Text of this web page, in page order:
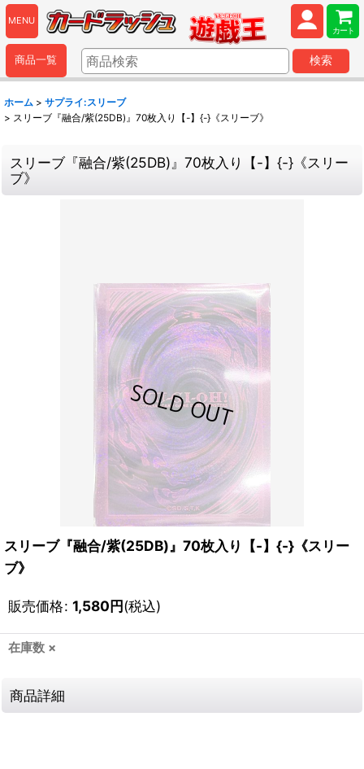
MENU
カート
商品一覧 検索
ホーム > サプライ:スリーブ
> スリーブ『融合/紫(25DB)』70枚入り【-】{-}《スリーブ》
スリーブ『融合/紫(25DB)』70枚入り【-】{-}《スリー
ブ》
スリーブ『融合/紫(25DB)』70枚入り【-】{-}《スリー
ブ》
販売価格: 1,580円(税込)
在庫数 ×
商品詳細